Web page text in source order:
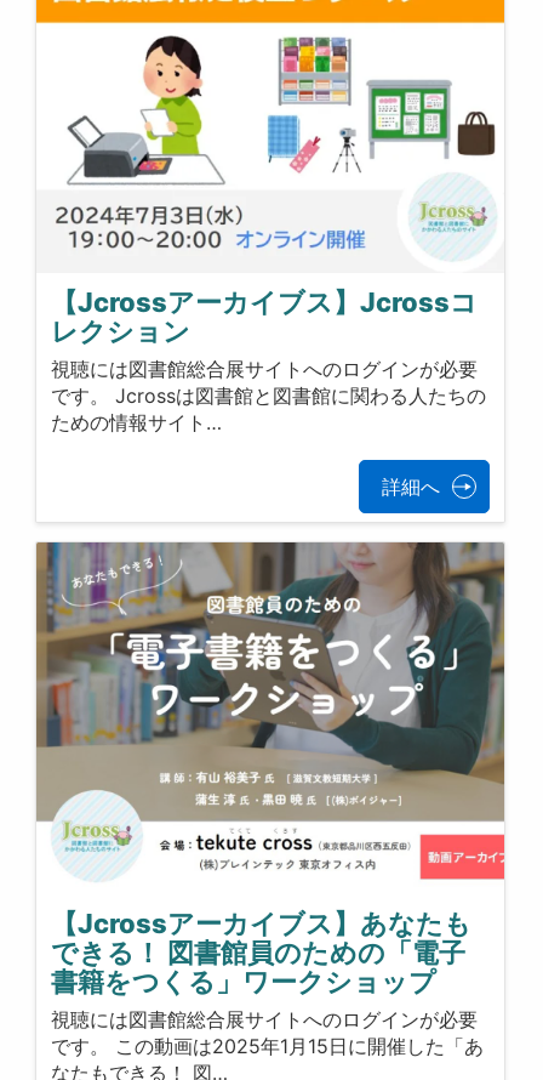
【Jcrossアーカイブス】Jcrossコ
レクション
視聴には図書館総合展サイトへのログインが必要
です。 Jcrossは図書館と図書館に関わる人たちの
ための情報サイト…
詳細へ
【Jcrossアーカイブス】あなたも
できる！ 図書館員のための「電子
書籍をつくる」ワークショップ
視聴には図書館総合展サイトへのログインが必要
です。 この動画は2025年1月15日に開催した「あ
なたもできる！ 図…